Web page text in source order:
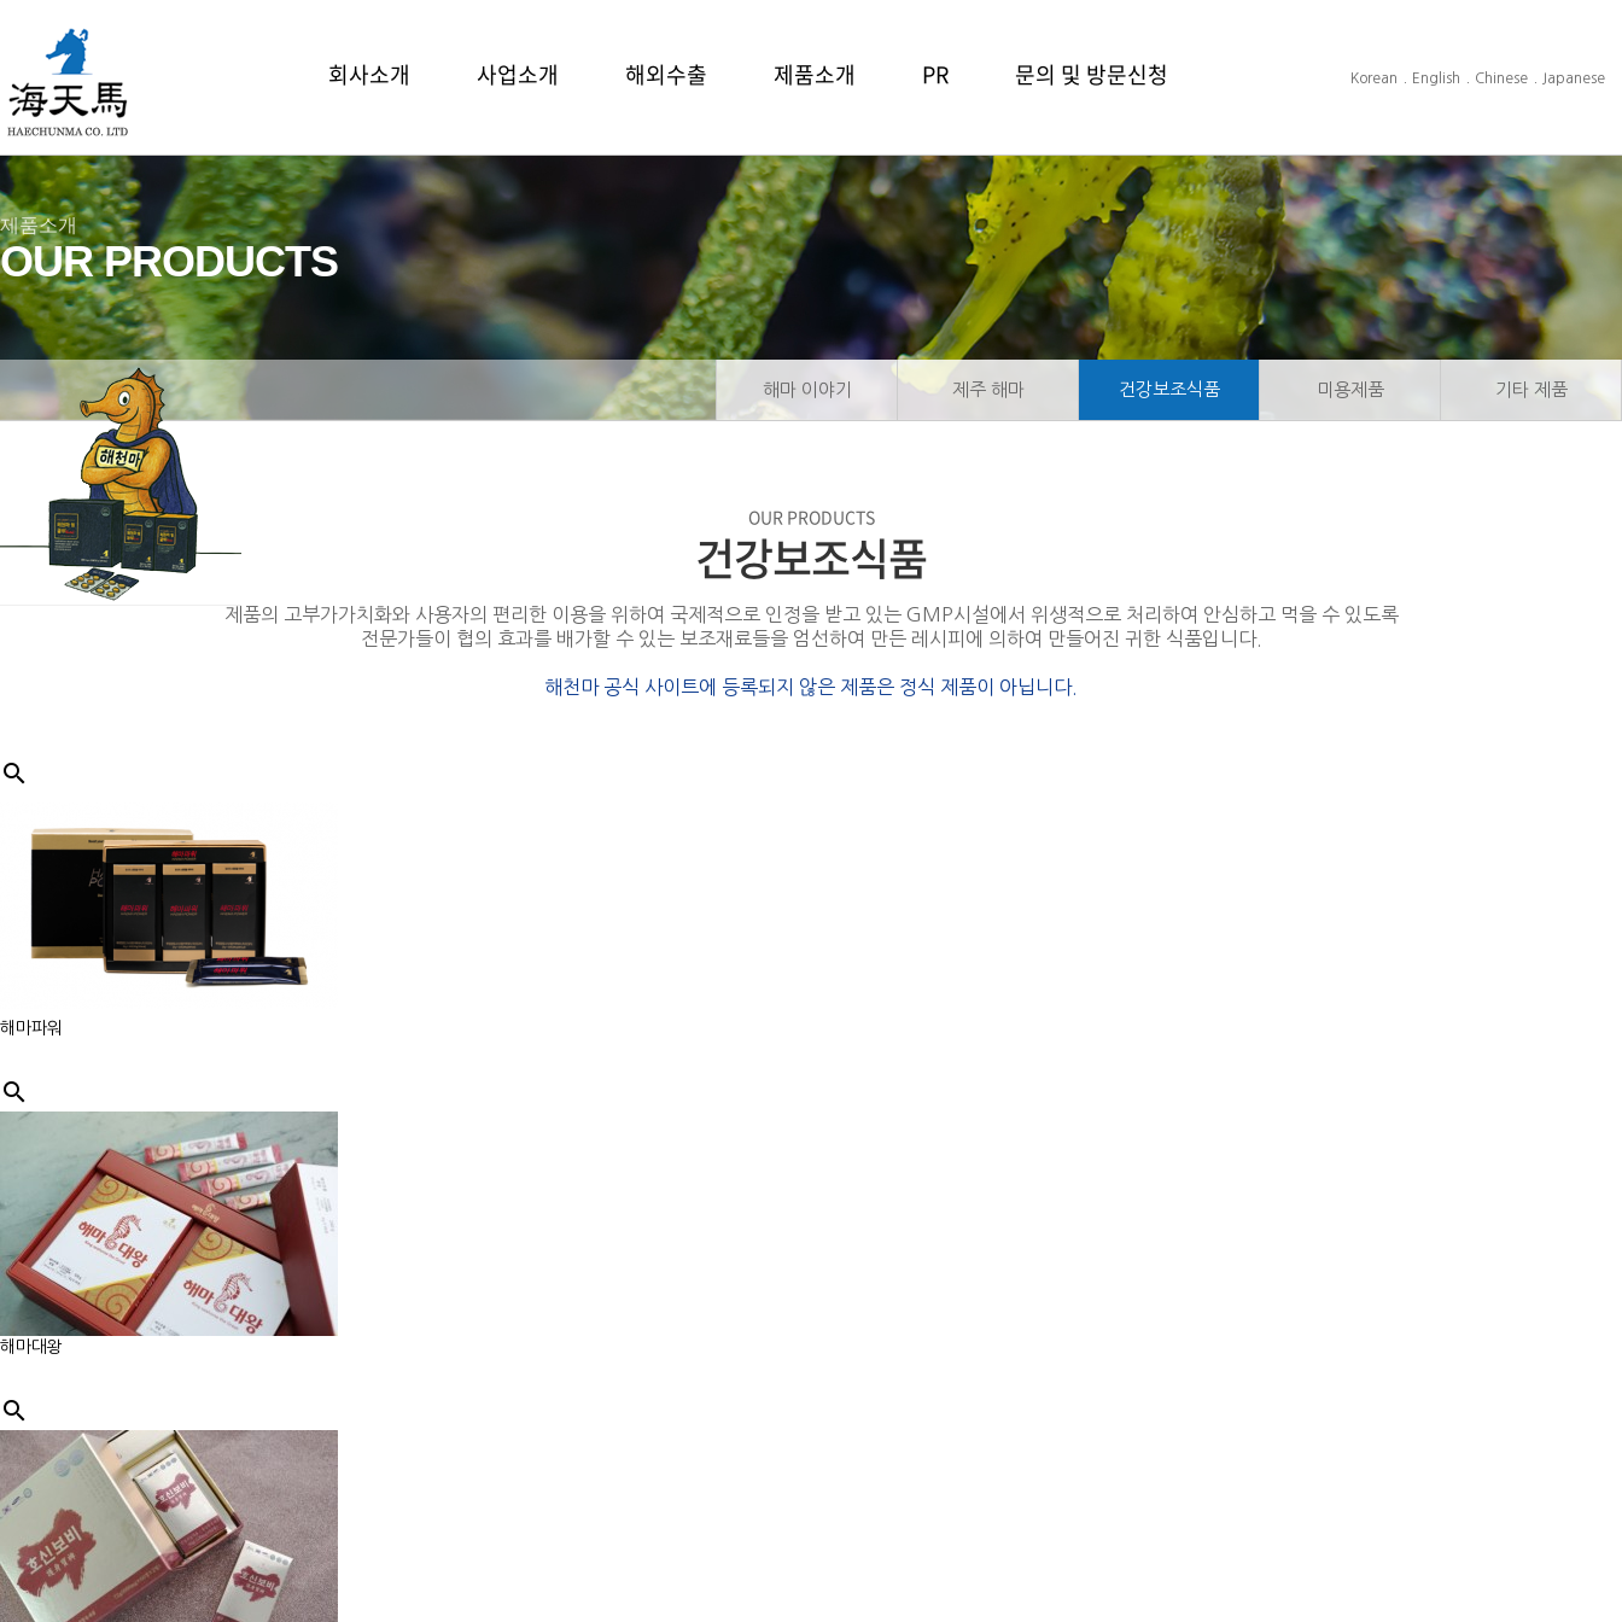
Korean English Chinese. Japanese
회사소개
CEO 인사말
오시는 길
사업소개
주요거래처
해외수출 제품소개
해마 이야기
제주 해마
건강보조식품
미용제품
기타 제품
PR
공지사항
해천마 소식
홍보영상
문의 및 방문신청
문의 및 방문신청
제품소개
OUR PRODUCTS
해마 이야기 제주 해마 건강보조식품 미용제품 기타 제품
OUR PRODUCTS
건강보조식품
제품의 고부가가치화와 사용자의 편리한 이용을 위하여 국제적으로 인정을 받고 있는 GMP시설에서 위생적으로 처리하여 안심하고 먹을 수 있도록
전문가들이 협의 효과를 배가할 수 있는 보조재료들을 엄선하여 만든 레시피에 의하여 만들어진 귀한 식품입니다.
해천마 공식 사이트에 등록되지 않은 제품은 정식 제품이 아닙니다.

해마파워

해마대왕
